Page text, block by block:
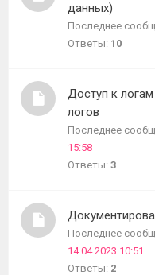
данных)
Последнее
Ответы: 10
Доступ к
логов
Последнее
15:58
Ответы: 3
Последнее
14.04.2023 10:51
Ответы: 2